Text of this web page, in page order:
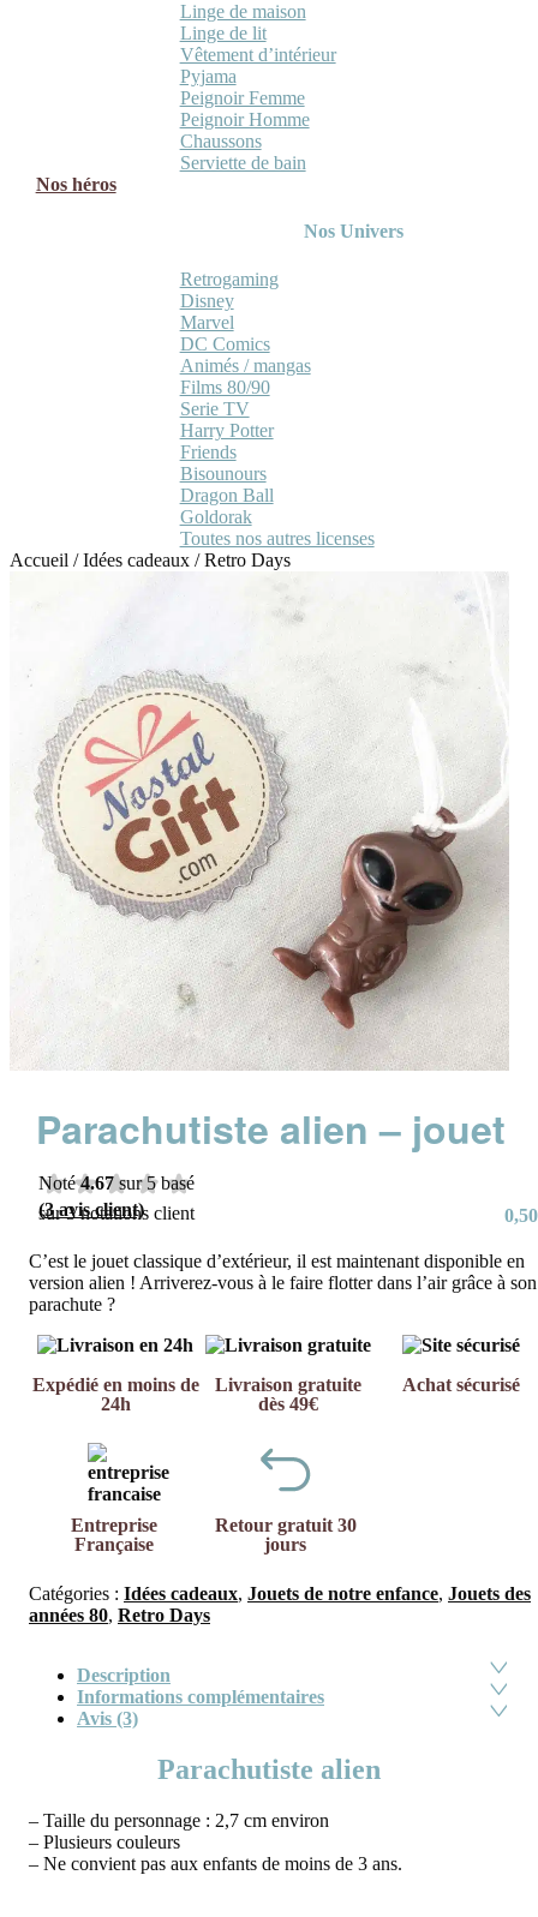
Linge de maison
Linge de lit
Vêtement d’intérieur
Pyjama
Peignoir Femme
Peignoir Homme
Chaussons
Serviette de bain
Nos héros
Nos Univers
Retrogaming
Disney
Marvel
DC Comics
Animés / mangas
Films 80/90
Serie TV
Harry Potter
Friends
Bisounours
Dragon Ball
Goldorak
Toutes nos autres licenses
Accueil /Idées cadeaux /Retro Days
Parachutiste alien – jouet
Noté4.67 sur 5 basé
sur3notations client
(3avis client) 0,50
C’est le jouet classique d’extérieur, il est maintenant disponible en
version alien ! Arriverez-vous à le faire flotter dans l’air grâce à son
parachute ?
Expédié en moins de
24h
Livraison gratuite
dès 49€
Achat sécurisé
Entreprise
Française
Retour gratuit 30
jours
Catégories : Idées cadeaux, Jouets de notre enfance, Jouets des
années 80, Retro Days
Description
Informations complémentaires
Avis (3)
Parachutiste alien
– Taille du personnage : 2,7 cm environ
– Plusieurs couleurs
– Ne convient pas aux enfants de moins de 3 ans.